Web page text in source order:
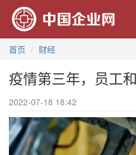
首页
财经
疫情第三年，员工
2022-07-18 18:42